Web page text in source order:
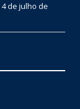
4 de julho de